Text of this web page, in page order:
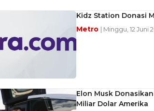
Kidz Station Donasi
Metro | Minggu, 12 Juni
Elon Musk
Miliar Dolar Amerika